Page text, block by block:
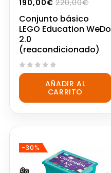
220,00€
190,00€
Conjunto básico
LEGO Education WeDo
2.0
(reacondicionado)
0
5
AÑADIR AL
CARRITO
-30%